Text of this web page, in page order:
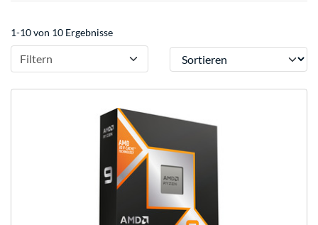
1-10 von 10 Ergebnisse
Filtern Sortieren